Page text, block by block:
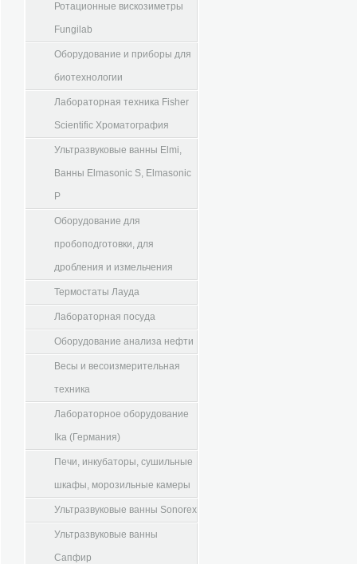
Ротационные вискозиметры
Fungilab
Оборудование и приборы для
биотехнологии
Лабораторная техника Fisher
Scientific Хроматография
Ультразвуковые ванны Elmi,
Ванны Elmasonic S, Elmasonic
P
Оборудование для
пробоподготовки, для
дробления и измельчения
Термостаты Лауда
Лабораторная посуда
Оборудование анализа нефти
Весы и весоизмерительная
техника
Лабораторное оборудование
Ika (Германия)
Печи, инкубаторы, сушильные
шкафы, морозильные камеры
Ультразвуковые ванны Sonorex
Ультразвуковые ванны
Сапфир